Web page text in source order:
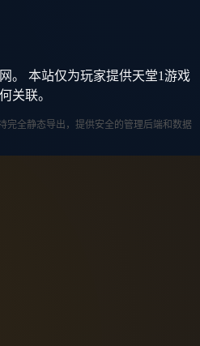
。 本站仅为玩家提供天堂1游戏
关联。
完全静态导出，提供安全的管理后端和数据